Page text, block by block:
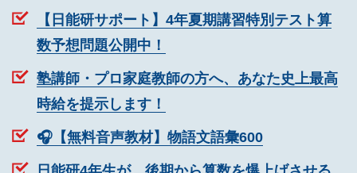
【日能研サポート】4年夏期講習特別テスト算
数予想問題公開中！
塾講師・プロ家庭教師の方へ、あなた史上最高
時給を提示します！
🎧【無料音声教材】物語文語彙600